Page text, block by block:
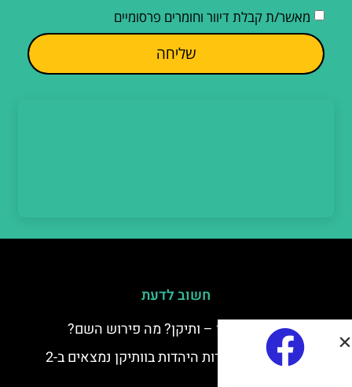
מאשר/ת קבלת דיוור וחומרים פרסומיים
שליחה
חשוב לדעת
למה קוראים לוותיקן – ותיקן? מה פירוש השם?
כתב יד ותיקן – אוצרות היהדות בוותיקן נמצאים ב-2